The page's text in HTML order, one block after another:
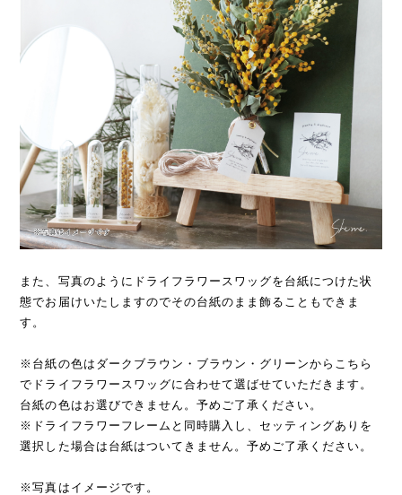
また、写真のようにドライフラワースワッグを台紙につけた状
態でお届けいたしますのでその台紙のまま飾ることもできま
す。
※台紙の色はダークブラウン・ブラウン・グリーンからこちら
でドライフラワースワッグに合わせて選ばせていただきます。
台紙の色はお選びできません。予めご了承ください。
※ドライフラワーフレームと同時購入し、セッティングありを
選択した場合は台紙はついてきません。予めご了承ください。
※写真はイメージです。